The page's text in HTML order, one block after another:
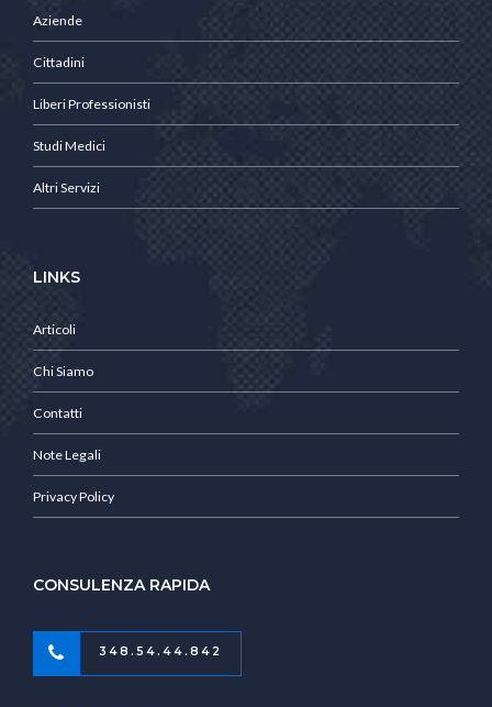
Aziende
Cittadini
Liberi Professionisti
Studi Medici
Altri Servizi
LINKS
Articoli
Chi Siamo
Contatti
Note Legali
Privacy Policy
CONSULENZA RAPIDA
348.54.44.842